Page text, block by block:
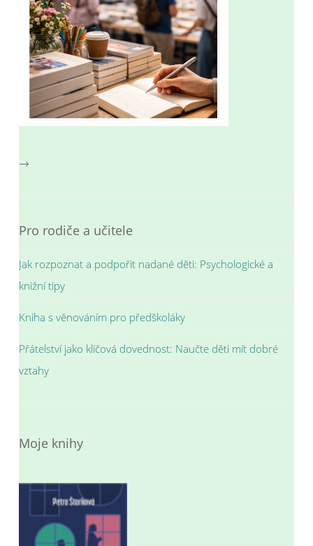
→
Pro rodiče a učitele
Jak rozpoznat a podpořit nadané děti: Psychologické a
knižní tipy
Kniha s věnováním pro předškoláky
Přátelství jako klíčová dovednost: Naučte děti mít dobré
vztahy
Moje knihy